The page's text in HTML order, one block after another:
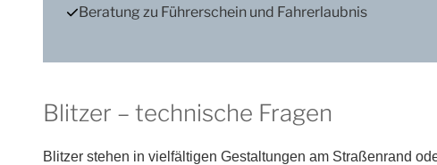
Beratung zu Führerschein und Fahrerlaubnis
Blitzer – technische Fragen
Blitzer stehen in vielfältigen Gestaltungen am Straßenrand